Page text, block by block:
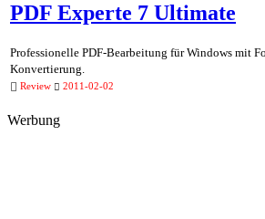
PDF Experte 7 Ultimate
Professionelle PDF-Bearbeitung für Windows mit
Konvertierung.
Review 2011-02-02
Werbung